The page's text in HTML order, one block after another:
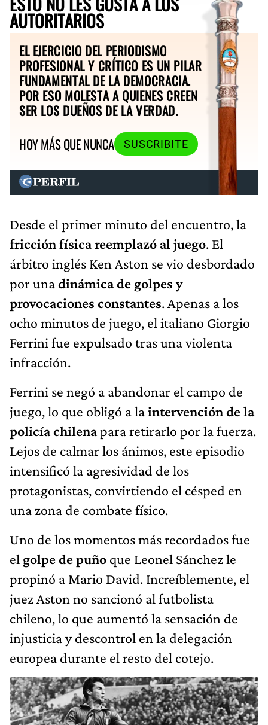
AUTORITARIOS
EL EJERCICIO DEL PERIODISMO
PROFESIONAL Y CRÍTICO ES UN PILAR
FUNDAMENTAL DE LA DEMOCRACIA.
POR ESO MOLESTA A QUIENES CREEN
SER LOS DUEÑOS DE LA VERDAD.
HOY MÁS QUE NUNCA
SUSCRIBITE
Desde el primer minuto del encuentro, la
fricción física reemplazó al juego. El
árbitro inglés Ken Aston se vio desbordado
por unadinámica de golpes y
provocaciones constantes. Apenas a los
ocho minutos de juego, el italiano Giorgio
Ferrini fue expulsado tras una violenta
infracción.
Ferrini se negó a abandonar el campo de
juego, lo que obligó a laintervención de la
policía chilenapara retirarlo por la fuerza.
Lejos de calmar los ánimos, este episodio
intensificó la agresividad de los
protagonistas, convirtiendo el césped en
una zona de combate físico.
Uno de los momentos más recordados fue
el golpe de puño que Leonel Sánchez le
propinó a Mario David. Increíblemente, el
juez Aston no sancionó al futbolista
chileno, lo que aumentó la sensación de
injusticia y descontrol en la delegación
europea durante el resto del cotejo.